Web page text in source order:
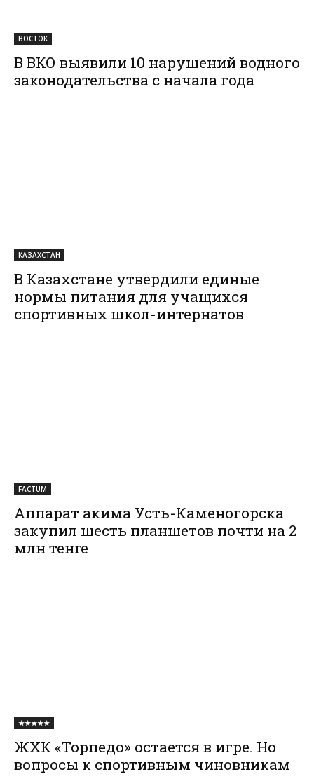
ВОСТОК
В ВКО выявили 10 нарушений водного
законодательства с начала года
КАЗАХСТАН
В Казахстане утвердили единые
нормы питания для учащихся
спортивных школ-интернатов
FACTUM
Аппарат акима Усть-Каменогорска
закупил шесть планшетов почти на 2
млн тенге
★★★★★
ЖХК «Торпедо» остается в игре. Но
вопросы к спортивным чиновникам